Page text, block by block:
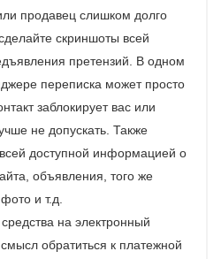
продавец слишком долго
скриншоты всей
претензий. В одном
переписка может просто
заблокирует вас или
не допускать. Также
доступной информацией о
объявления, того же
и т.д.
на электронный
обратиться к платежной